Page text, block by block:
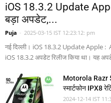
iOS 18.3.2 Update
बड़ा अपडेट,...
Puja - 2025-03-15 IST 12:23:12: pm
नई दिल्ली। iOS 18.3.2 Update Apple :
iOS 18.3.2 अपडेट रिलीज किया था। यह
Motorola Razr
स्मार्टफोन IPX8
2024-12-14 IST